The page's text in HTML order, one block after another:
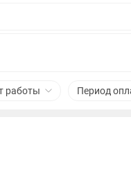
работы Период